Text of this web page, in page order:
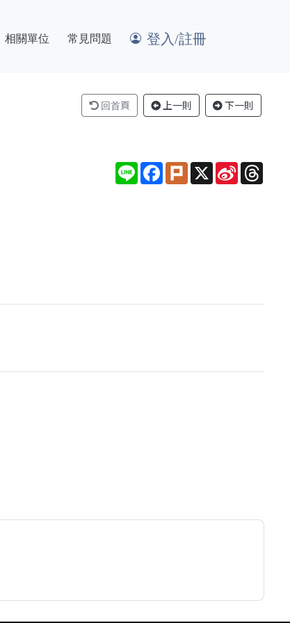
相關單位 常見問題 登入/註冊
回首頁 上一則 下一則
Line Facebook
PlurkX Sina
Weibo